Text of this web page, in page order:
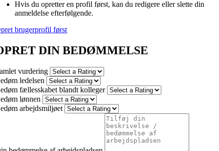
Hvis du opretter en profil først, kan du redigere eller slette din
anmeldelse efterfølgende.
brugerprofil først
DIN BEDØMMELSE
vurdering
ledelsen
fællesskabet blandt kolleger
lønnen
arbejdsmiljøet